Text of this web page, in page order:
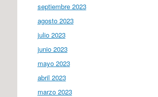
septiembre 2023
agosto 2023
julio 2023
junio 2023
mayo 2023
abril 2023
marzo 2023